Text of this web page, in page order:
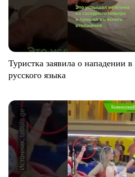
Туристка заявила о нападении в
русского языка